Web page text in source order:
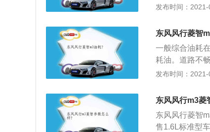
一定需求。全
选择，1.6L车
90kw，峰值
车型油耗最低
内空间更是达
裕的拉人载物
发布时间：
东风风行菱智
一般综合油耗
耗油。道路不
耗；2、后备厢
正比，据说车
耗2至3倍油。
通不畅、等红
发布时间：
东风风行m3菱
东风风行菱智
售1.6L标准型